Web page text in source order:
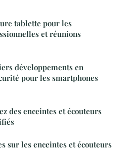
tablette pour les
et réunions
développements en
pour les smartphones
des enceintes et écouteurs
sur les enceintes et écouteurs